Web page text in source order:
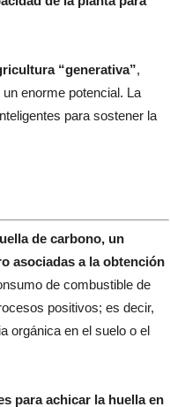
“generativa”,
enorme potencial. La
para sostener la
de carbono, un
asociadas a la obtención
de combustible de
positivos; es decir,
orgánica en el suelo o el
para achicar la huella en